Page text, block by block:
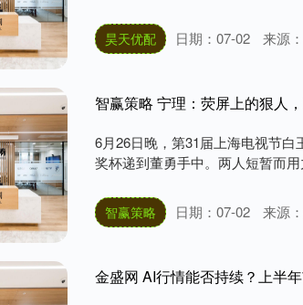
昊天优配 日期：07-02 来源
智赢策略 宁理：荧屏上的狠人
6月26日晚，第31届上海电视节
奖杯递到董勇手中。两人短暂而
智赢策略 日期：07-02
来源
金盛网 AI行情能否持续？上半